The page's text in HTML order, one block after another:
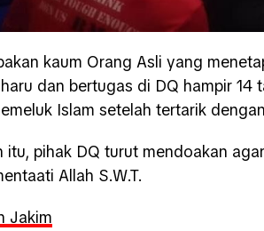
kaum Orang Asli yang
dan bertugas di DQ hampir 14
Islam setelah tertarik
itu, pihak DQ turut mendoakan
Allah S.W.T.
Jakim